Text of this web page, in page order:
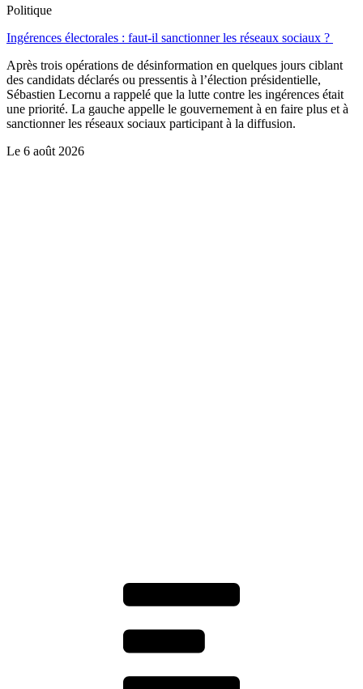
Politique
Ingérences électorales : faut-il sanctionner les réseaux sociaux ?
Après trois opérations de désinformation en quelques jours ciblant
des candidats déclarés ou pressentis à l’élection présidentielle,
Sébastien Lecornu a rappelé que la lutte contre les ingérences était
une priorité. La gauche appelle le gouvernement à en faire plus et à
sanctionner les réseaux sociaux participant à la diffusion.
Le 6 août 2026